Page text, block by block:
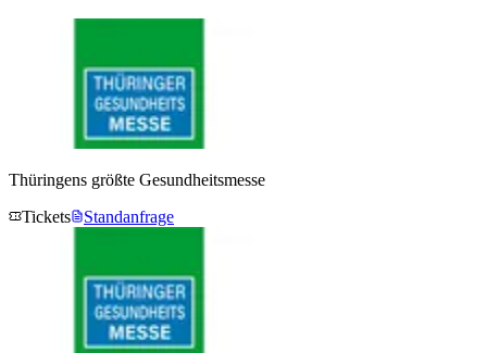
Thüringens größte Gesundheitsmesse
Tickets
Standanfrage